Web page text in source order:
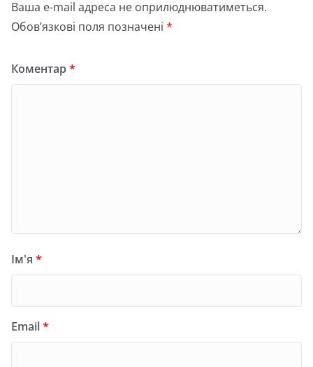
Ваша e-mail адреса не оприлюднюватиметься.
Обов’язкові поля позначені *
Коментар*
Ім'я *
Email*